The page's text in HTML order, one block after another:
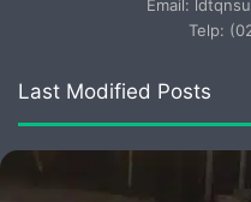
Email:
Telp:
Last Modified Posts